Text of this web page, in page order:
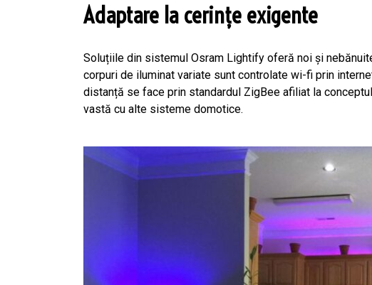
Adaptare la cerințe exigente
Soluțiile din sistemul Osram Lightify oferă noi și
corpuri de iluminat variate sunt controlate wi-fi prin
distanță se face prin standardul ZigBee afiliat la
vastă cu alte sisteme domotice.